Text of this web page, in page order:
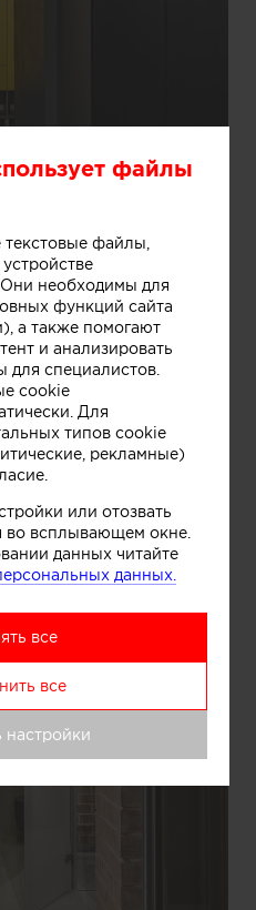
центре.
файлы
файлы,
необходимы для
функций сайта
а также помогают
и анализировать
специалистов.
cookie
Для
типов cookie
рекламные)
или отозвать
во всплывающем окне.
данных читайте
данных.
все
все
настройки